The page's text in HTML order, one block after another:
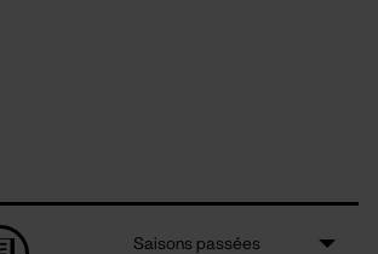
Saisons passées